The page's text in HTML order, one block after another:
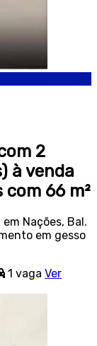
2
à venda
66 m²
Nações, Bal.
em gesso
1 vaga Ver